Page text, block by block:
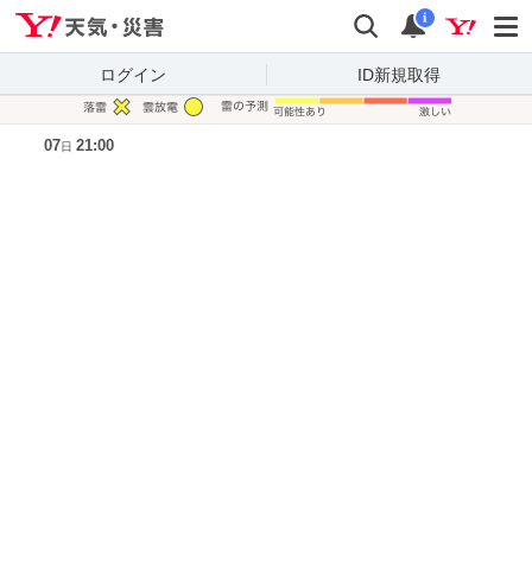
検索 通知
i
ログイン ID新規取得
07日 21:00